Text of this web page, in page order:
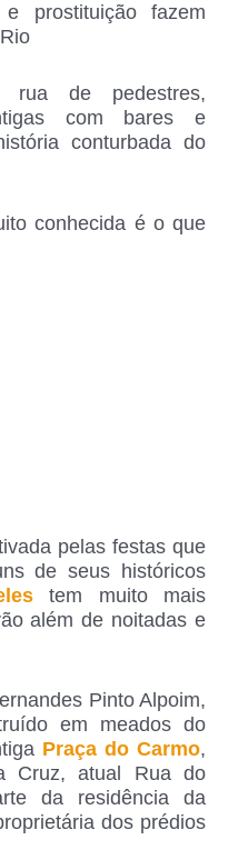
prostituição fazem
rua de pedestres,
com bares e
conturbada do
conhecida é o que
pelas festas que
de seus históricos
tem muito mais
além de noitadas e
Pinto Alpoim,
em meados do
Praça do Carmo,
Cruz, atual Rua do
da residência da
dos prédios